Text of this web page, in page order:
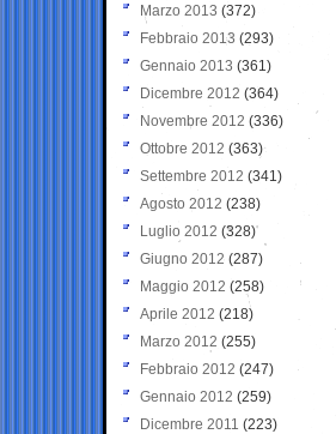
Marzo 2013 (372)
Febbraio 2013 (293)
Gennaio 2013 (361)
Dicembre 2012 (364)
Novembre 2012 (336)
Ottobre 2012 (363)
Settembre 2012 (341)
Agosto 2012 (238)
Luglio 2012 (328)
Giugno 2012 (287)
Maggio 2012 (258)
Aprile 2012 (218)
Marzo 2012 (255)
Febbraio 2012 (247)
Gennaio 2012 (259)
Dicembre 2011 (223)